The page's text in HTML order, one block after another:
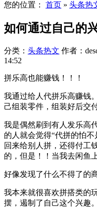
您的位置： 首页 » 头条热
如何通过自己的
分类： 头条热文 作者：
14:52
拼乐高也能赚钱！！！
我通过给人代拼乐高赚钱
己组装零件，组装好后交
我是偶然刷到有人发乐高
的人就会觉得“代拼的怕
回来给别人拼，还得付工
的，但是！！当我去闲鱼
好像发现了什么不得了
我本来就很喜欢拼搭类的
摆，遏制了自己这个兴趣